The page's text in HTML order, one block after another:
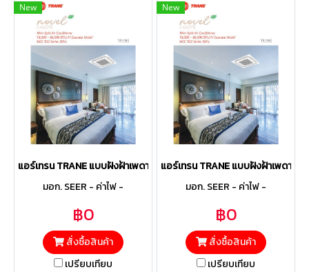
New
แอร์เทรน TRANE แบบฝังฝ้าเพดาน 4ทิศทาง รุ่น MCCE244B Fixed ขนา
มอก. SEER - ค่าไฟ -
฿0
สั่งซื้อสินค้า
เปรียบเทียบ
New
แอร์เทรน TRANE แบบฝังฝ้าเพดาน
มอก. SEER - ค่าไฟ -
฿0
สั่งซื้อสินค้า
เปรียบเทียบ